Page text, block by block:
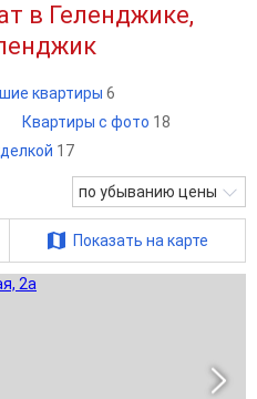
в Геленджике,
квартиры 6
Квартиры с фото 18
17
по убыванию цены
Показать на карте